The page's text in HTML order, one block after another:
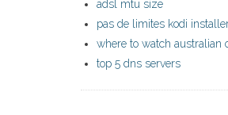
adsl mtu size
pas de limites kodi
where to watch australian
top 5 dns servers